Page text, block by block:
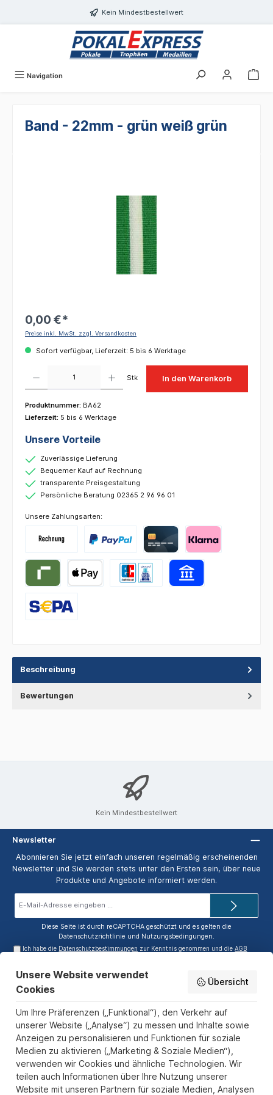
Kein Mindestbestellwert
Navigation
Band - 22mm - grün weiß grün
0,00 €*
Preise inkl. MwSt. zzgl. Versandkosten
Sofort verfügbar, Lieferzeit: 5 bis 6 Werktage
Stk In den Warenkorb
Produktnummer: BA62
Lieferzeit: 5 bis 6 Werktage
Unsere Vorteile
Zuverlässige Lieferung
Bequemer Kauf auf Rechnung
transparente Preisgestaltung
Persönliche Beratung 02365 2 96 96 01
Unsere Zahlungsarten:
Beschreibung
Bewertungen
Kein Mindestbestellwert
Newsletter
Abonnieren Sie jetzt einfach unseren regelmäßig erscheinenden
Newsletter und Sie werden stets unter den Ersten sein, über neue
Produkte und Angebote informiert werden.
Diese Seite ist durch reCAPTCHA geschützt und es gelten die
Datenschutzrichtlinie und Nutzungsbedingungen.
Ich habe die Datenschutzbestimmungen zur Kenntnis genommen und dieAGB
Service-Hotline
Informationen
Zahlungs- und Versandarten
Sicher Einkaufen
Über uns
Der Pokal & Vereinsbedarf Onlineshop PokalExpress in Marl ist
Unsere Website verwendet
Cookies
Übersicht
Um Ihre Präferenzen („Funktional“), den Verkehr auf
unserer Website („Analyse“) zu messen und Inhalte sowie
Anzeigen zu personalisieren und Funktionen für soziale
Medien zu aktivieren („Marketing & Soziale Medien“),
verwenden wir Cookies und ähnliche Technologien. Wir
teilen auch Informationen über Ihre Nutzung unserer
Website mit unseren Partnern für soziale Medien, Analysen